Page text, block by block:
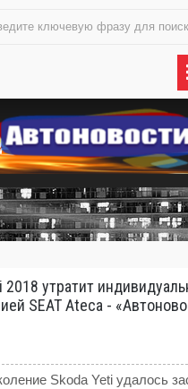
2018 утратит
SEAT Ateca -
Skoda Yeti удалось